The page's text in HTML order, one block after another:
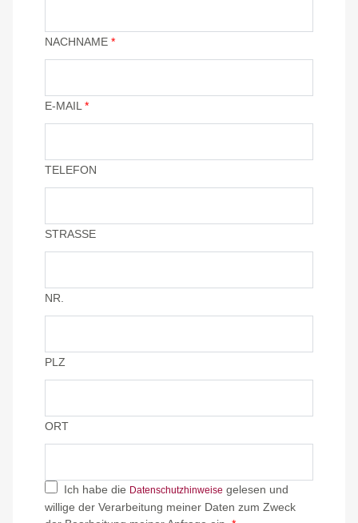
NACHNAME *
E-MAIL *
TELEFON
STRASSE
NR.
PLZ
ORT
Ich habe die Datenschutzhinweise gelesen und
willige der Verarbeitung meiner Daten zum Zweck